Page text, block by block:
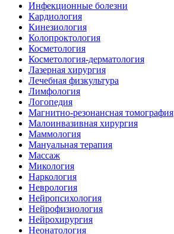
Инфекционные болезни
Кардиология
Кинезиология
Колопроктология
Косметология
Косметология-дерматология
Лазерная хирургия
Лечебная физкультура
Лимфология
Логопедия
Магнитно-резонансная томография
Малоинвазивная хирургия
Маммология
Мануальная терапия
Массаж
Микология
Наркология
Неврология
Нейропсихология
Нейрофизиология
Нейрохирургия
Неонатология